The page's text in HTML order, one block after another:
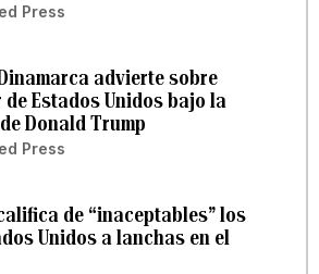
Press
advierte sobre
Estados Unidos bajo la
Donald Trump
Press
de “inaceptables” los
Unidos a lanchas en el